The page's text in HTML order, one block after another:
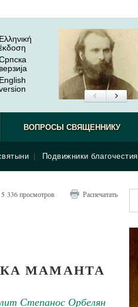
Ελληνική
верзиjа
English
Подвижники благочестия
ВОПРОСЫ СВЯЩЕННИКУ
5 336 просмотров Распечатать
МАМАНТА
Степанос Орбелян